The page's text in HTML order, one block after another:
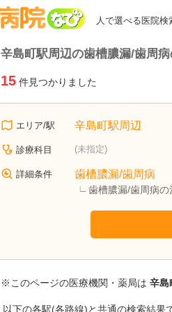
人で選べる医院検
辛島町駅周辺の歯槽膿漏/歯周
15 件見つかりました
エリア/駅 辛島町駅周辺
診療科目 (未指定)
詳細条件 歯槽膿漏/歯周病
歯槽膿漏/歯周病
※このページの医療機関・薬局は 辛島
以下の各駅(各路線)と共通の検索結果